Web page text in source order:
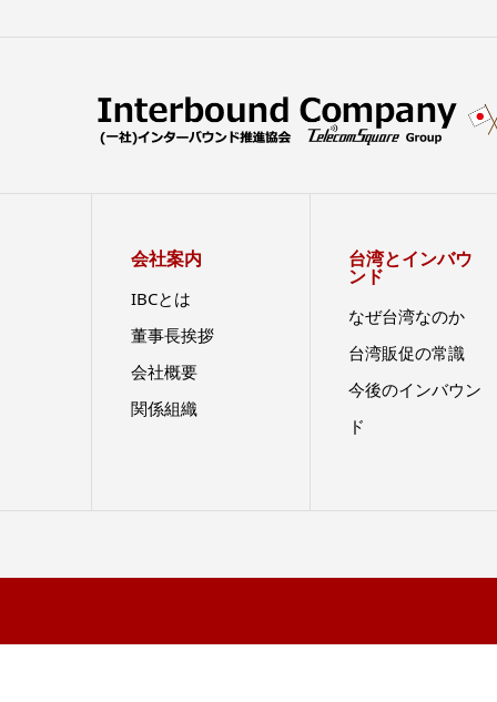
会社案内
IBCとは
董事長挨拶
会社概要
関係組織
台湾とインバウ
ンド
なぜ台湾なのか
台湾販促の常識
今後のインバウン
ド